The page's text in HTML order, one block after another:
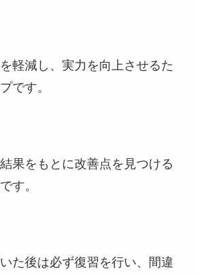
軽減し、実力を向上させるた
です。
果をもとに改善点を見つける
す。
た後は必ず復習を行い、間違